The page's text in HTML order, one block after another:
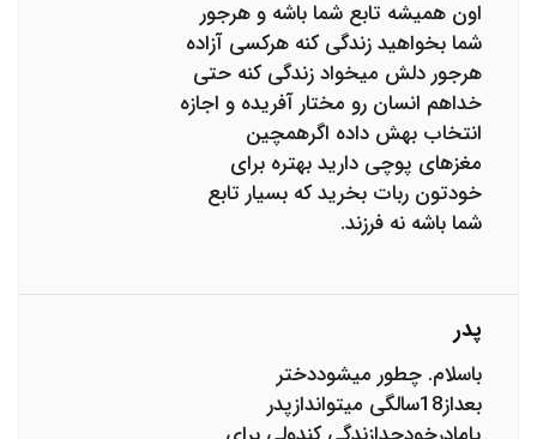
اون همیشه تابع شما باشه و هرجور
شما بخواهید زندگی کنه هرکسی آزاده
هرجور دلش میخواد زندگی کنه حتی
خداهم انسان رو مختار آفریده و اجازه
انتخاب بهش داده اگرهمچین
مغزهای پوچی دارید بهتره برای
خودتون ربات بخرید که بسیار تابع
شما باشه نه فرزند.
پدر
باسلام. چطور میشوددختر
بعداز18سالگی میتواندازپدر